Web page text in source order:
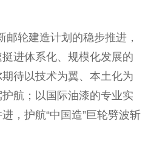
邮轮建造计划的稳步推进，
进体系化、规模化发展的
待以技术为翼、本土化为
航；以国际油漆的专业实
，护航“中国造”巨轮劈波斩